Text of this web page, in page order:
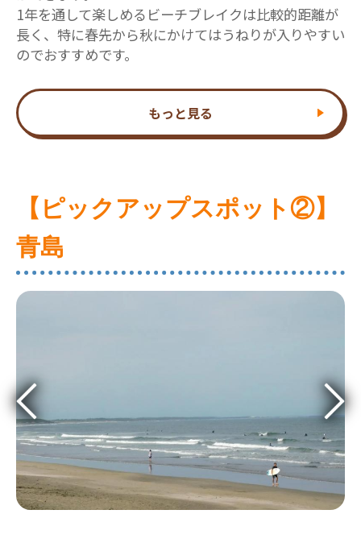
1年を通して楽しめるビーチブレイクは比較的距離が
長く、特に春先から秋にかけてはうねりが入りやすい
のでおすすめです。
もっと見る
【ピックアップスポット②】
青島